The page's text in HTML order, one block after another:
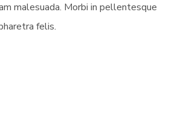
malesuada. Morbi in pellentesque
felis.